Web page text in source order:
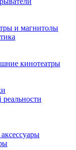
и магнитолы
кинотеатры